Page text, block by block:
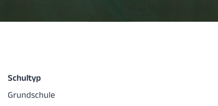
Schultyp
Grundschule